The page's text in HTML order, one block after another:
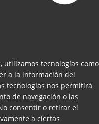
utilizamos tecnologías como
a la información del
tecnologías nos permitirá
de navegación o las
consentir o retirar el
a ciertas